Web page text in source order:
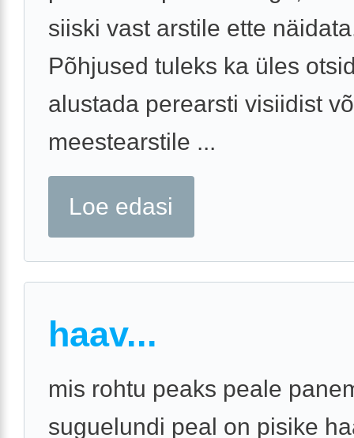
siiski vast arstile ette
Põhjused tuleks ka üles
alustada perearsti visiidist
meestearstile ...
Loe edasi
haav...
mis rohtu peaks peale
suguelundi peal on pisike